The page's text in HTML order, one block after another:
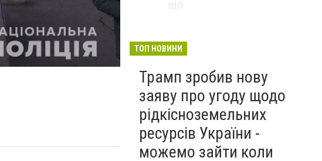
що
призов”: ДБР проводить
ТЦК по всій Україні
31 липня
ТОП НОВИНИ
Трамп зробив нову
заяву про угоду щодо
рідкісноземельних
ресурсів України -
можемо зайти коли